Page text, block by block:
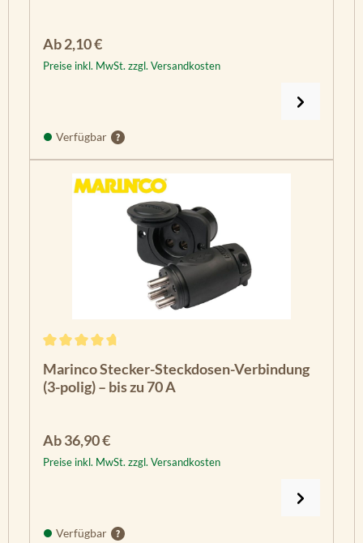
Regulärer Preis:
Ab2,10 €
Preise inkl. MwSt. zzgl. Versandkosten
Verfügbar
Marinco Stecker-Steckdosen-Verbindung
(3-polig) – bis zu 70 A
Regulärer Preis:
Ab36,90 €
Preise inkl. MwSt. zzgl. Versandkosten
Verfügbar